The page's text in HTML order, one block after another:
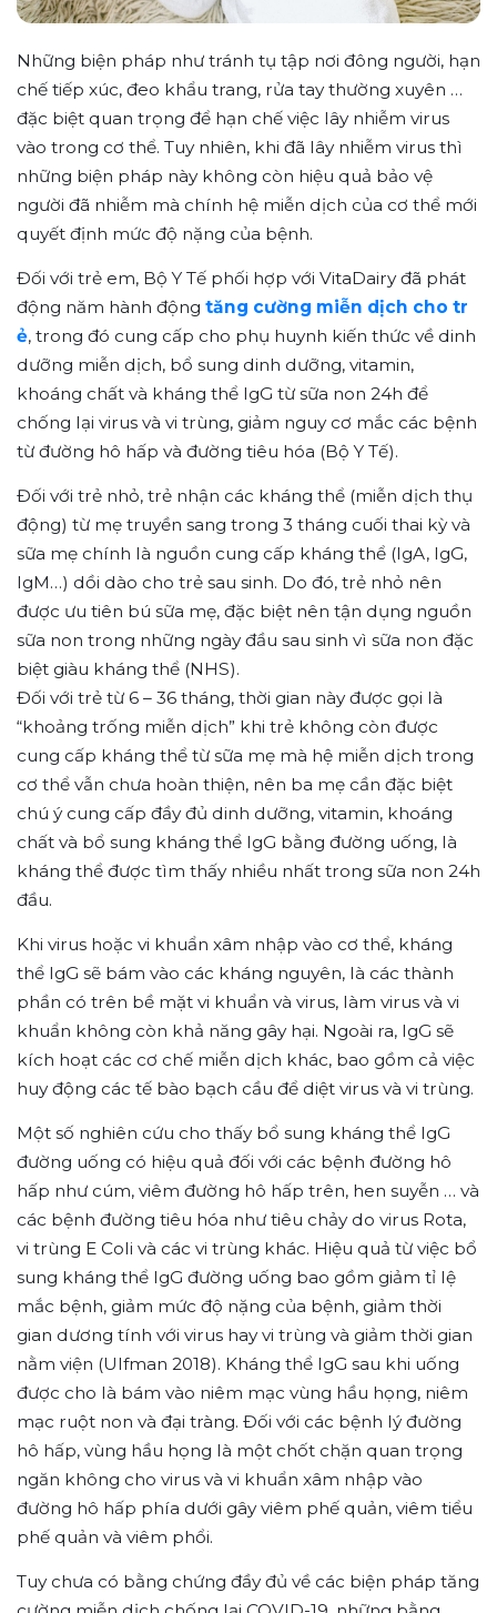
Những biện pháp như tránh tụ tập nơi đông người, hạn
chế tiếp xúc, đeo khẩu trang, rửa tay thường xuyên …
đặc biệt quan trọng để hạn chế việc lây nhiễm virus
vào trong cơ thể. Tuy nhiên, khi đã lây nhiễm virus thì
những biện pháp này không còn hiệu quả bảo vệ
người đã nhiễm mà chính hệ miễn dịch của cơ thể mới
quyết định mức độ nặng của bệnh.
Đối với trẻ em, Bộ Y Tế phối hợp với VitaDairy đã phát
động năm hành động tăng cường miễn dịch cho tr
ẻ, trong đó cung cấp cho phụ huynh kiến thức về dinh
dưỡng miễn dịch, bổ sung dinh dưỡng, vitamin,
khoáng chất và kháng thể IgG từ sữa non 24h để
chống lại virus và vi trùng, giảm nguy cơ mắc các bệnh
từ đường hô hấp và đường tiêu hóa (Bộ Y Tế).
Đối với trẻ nhỏ, trẻ nhận các kháng thể (miễn dịch thụ
động) từ mẹ truyền sang trong 3 tháng cuối thai kỳ và
sữa mẹ chính là nguồn cung cấp kháng thể (IgA, IgG,
IgM…) dồi dào cho trẻ sau sinh. Do đó, trẻ nhỏ nên
được ưu tiên bú sữa mẹ, đặc biệt nên tận dụng nguồn
sữa non trong những ngày đầu sau sinh vì sữa non đặc
biệt giàu kháng thể (NHS).
Đối với trẻ từ 6 – 36 tháng, thời gian này được gọi là
“khoảng trống miễn dịch” khi trẻ không còn được
cung cấp kháng thể từ sữa mẹ mà hệ miễn dịch trong
cơ thể vẫn chưa hoàn thiện, nên ba mẹ cần đặc biệt
chú ý cung cấp đầy đủ dinh dưỡng, vitamin, khoáng
chất và bổ sung kháng thể IgG bằng đường uống, là
kháng thể được tìm thấy nhiều nhất trong sữa non 24h
đầu.
Khi virus hoặc vi khuẩn xâm nhập vào cơ thể, kháng
thể IgG sẽ bám vào các kháng nguyên, là các thành
phần có trên bề mặt vi khuẩn và virus, làm virus và vi
khuẩn không còn khả năng gây hại. Ngoài ra, IgG sẽ
kích hoạt các cơ chế miễn dịch khác, bao gồm cả việc
huy động các tế bào bạch cầu để diệt virus và vi trùng.
Một số nghiên cứu cho thấy bổ sung kháng thể IgG
đường uống có hiệu quả đối với các bệnh đường hô
hấp như cúm, viêm đường hô hấp trên, hen suyễn … và
các bệnh đường tiêu hóa như tiêu chảy do virus Rota,
vi trùng E Coli và các vi trùng khác. Hiệu quả từ việc bổ
sung kháng thể IgG đường uống bao gồm giảm tỉ lệ
mắc bệnh, giảm mức độ nặng của bệnh, giảm thời
gian dương tính với virus hay vi trùng và giảm thời gian
nằm viện (Ulfman 2018). Kháng thể IgG sau khi uống
được cho là bám vào niêm mạc vùng hầu họng, niêm
mạc ruột non và đại tràng. Đối với các bệnh lý đường
hô hấp, vùng hầu họng là một chốt chặn quan trọng
ngăn không cho virus và vi khuẩn xâm nhập vào
đường hô hấp phía dưới gây viêm phế quản, viêm tiểu
phế quản và viêm phổi.
Tuy chưa có bằng chứng đầy đủ về các biện pháp tăng